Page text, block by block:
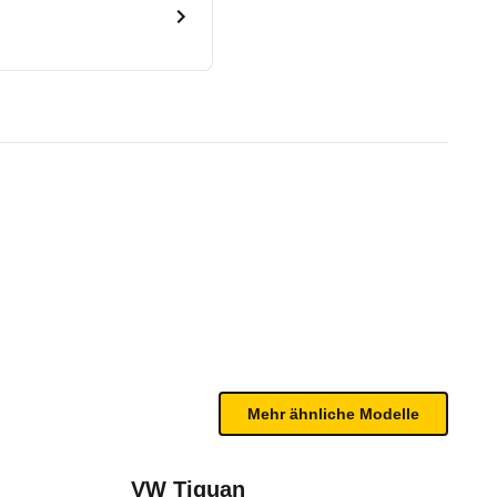
Fahrzeug.
sind, entnehmen Sie bitte dem Rückruf, da
Körpergröße und Sitzplatz besteht ein
VW Tiguan
Mehr ähnliche Modelle